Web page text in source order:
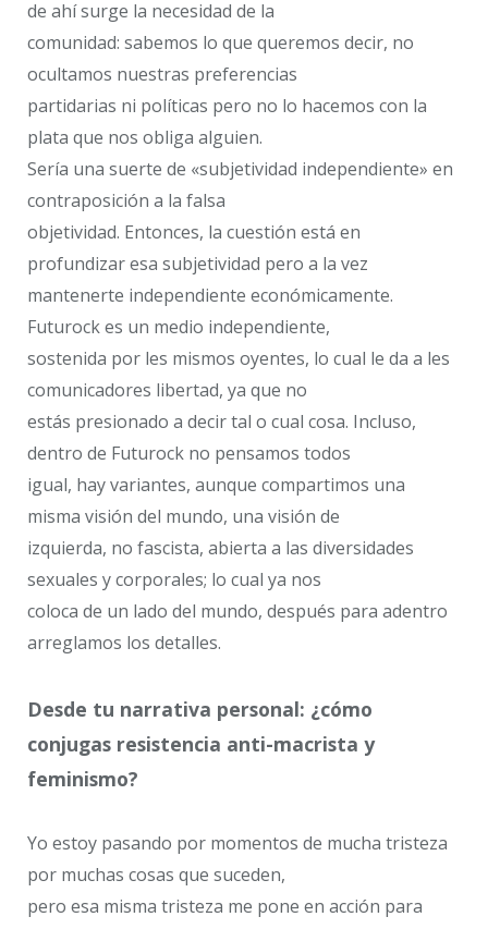
de ahí surge la necesidad de la
comunidad: sabemos lo que queremos decir, no
ocultamos nuestras preferencias
partidarias ni políticas pero no lo hacemos con la
plata que nos obliga alguien.
Sería una suerte de «subjetividad independiente» en
contraposición a la falsa
objetividad. Entonces, la cuestión está en
profundizar esa subjetividad pero a la vez
mantenerte independiente económicamente.
Futurock es un medio independiente,
sostenida por les mismos oyentes, lo cual le da a les
comunicadores libertad, ya que no
estás presionado a decir tal o cual cosa. Incluso,
dentro de Futurock no pensamos todos
igual, hay variantes, aunque compartimos una
misma visión del mundo, una visión de
izquierda, no fascista, abierta a las diversidades
sexuales y corporales; lo cual ya nos
coloca de un lado del mundo, después para adentro
arreglamos los detalles.
Desde tu narrativa personal: ¿cómo
conjugas resistencia anti-macrista y
feminismo?
Yo estoy pasando por momentos de mucha tristeza
por muchas cosas que suceden,
pero esa misma tristeza me pone en acción para